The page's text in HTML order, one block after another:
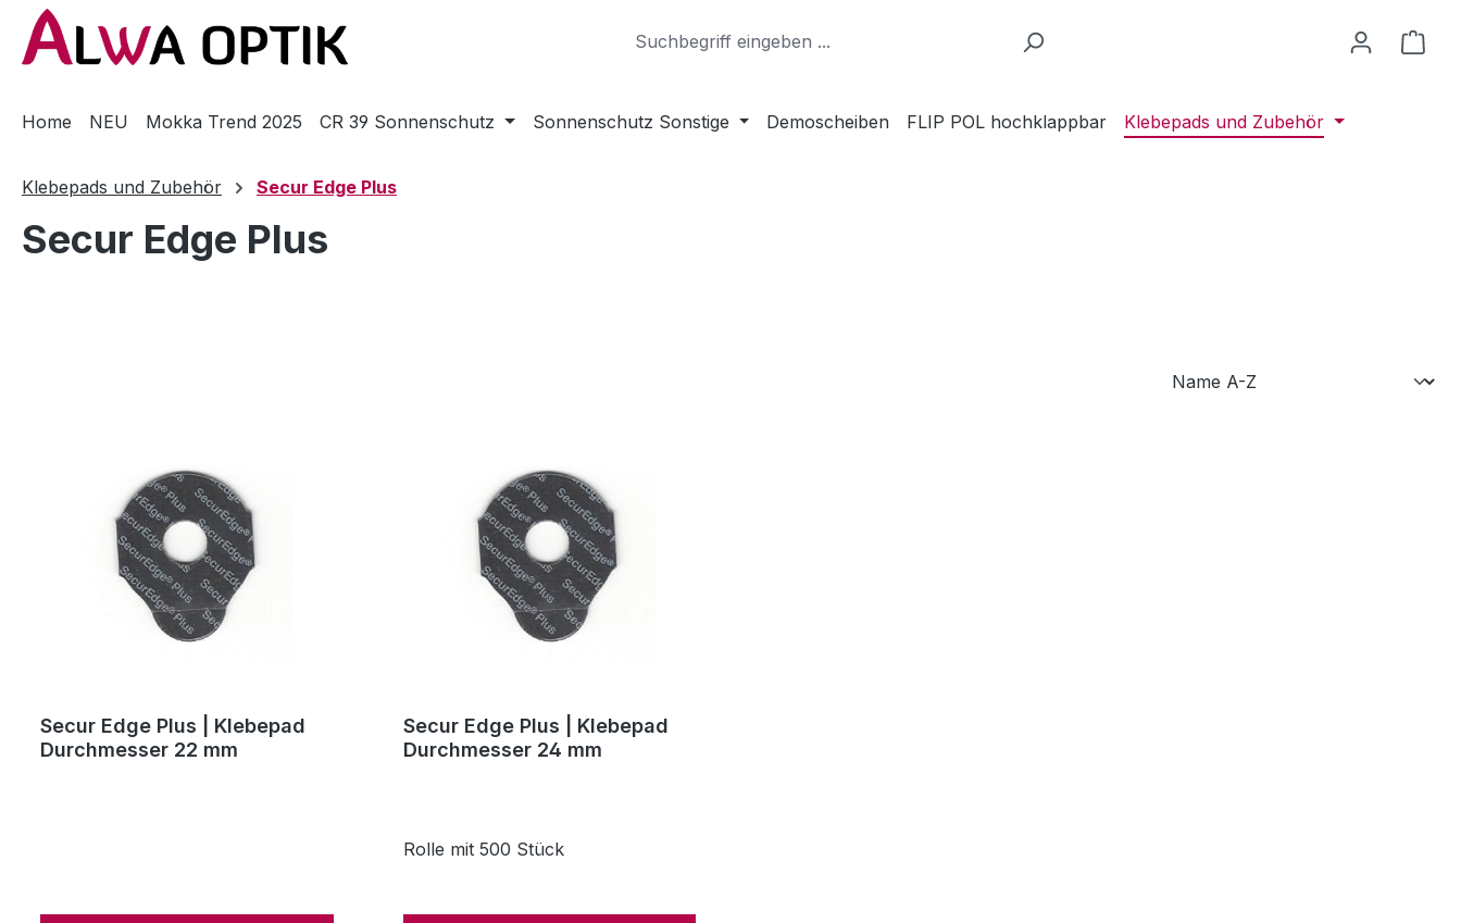
Hauptinhalt springen
Zur Suche springen
Zur Hauptnavigation springen
Home NEU Mokka Trend 2025 CR 39 Sonnenschutz Sonnenschutz Sonstige Demoscheiben FLIP POL hochklappbar Klebepads und Zubehör
Klebepads und Zubehör Secur Edge Plus
Secur Edge Plus
Secur Edge Plus | Klebepad
Durchmesser 22 mm
Secur Edge Plus | Klebepad
Durchmesser 24 mm
Rolle mit 500 Stück